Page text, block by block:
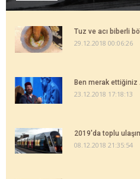
Tuz ve acı biberli
29.12.2018 00:06:26
Ben merak ettiğiniz
23.12.2018 17:18:13
2019'da toplu
08.12.2018 21:35:54